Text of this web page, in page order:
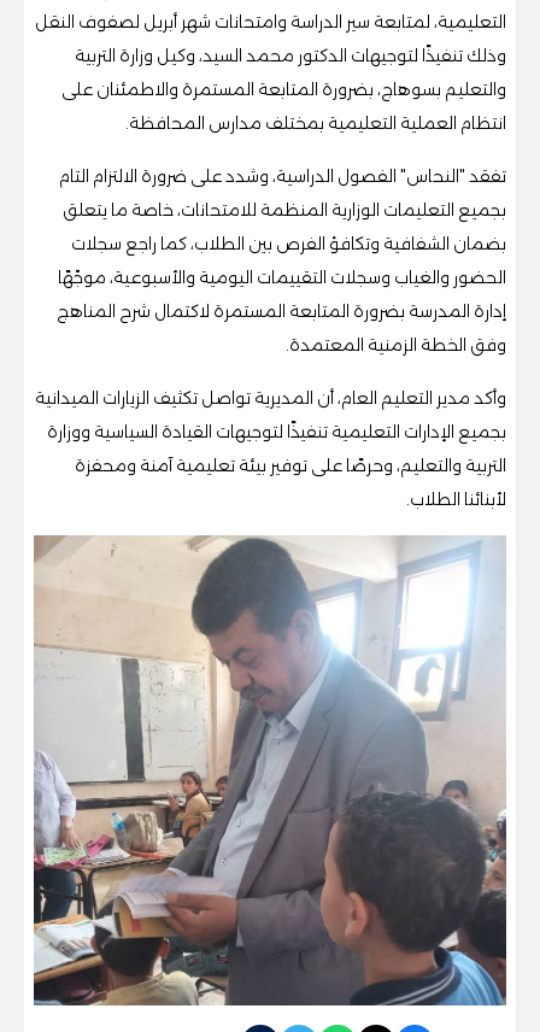
التعليمية، لمتابعة سير الدراسة وامتحانات شهر أبريل لصفوف النقل
وذلك تنفيذًا لتوجيهات الدكتور محمد السيد، وكيل وزارة التربية
والتعليم بسوهاج، بضرورة المتابعة المستمرة والاطمئنان على
انتظام العملية التعليمية بمختلف مدارس المحافظة.
تفقد "النحاس" الفصول الدراسية، وشدد على ضرورة الالتزام التام
بجميع التعليمات الوزارية المنظمة للامتحانات، خاصة ما يتعلق
بضمان الشفافية وتكافؤ الفرص بين الطلاب، كما راجع سجلات
الحضور والغياب وسجلات التقييمات اليومية والأسبوعية، موجّهًا
إدارة المدرسة بضرورة المتابعة المستمرة لاكتمال شرح المناهج
وفق الخطة الزمنية المعتمدة.
وأكد مدير التعليم العام، أن المديرية تواصل تكثيف الزيارات الميدانية
بجميع الإدارات التعليمية تنفيذًا لتوجيهات القيادة السياسية ووزارة
التربية والتعليم، وحرصًا على توفير بيئة تعليمية آمنة ومحفزة
لأبنائنا الطلاب.